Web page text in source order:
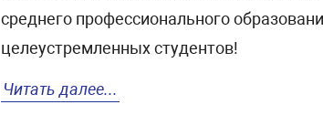
среднего профессионального
целеустремленных студентов!
Читать далее...